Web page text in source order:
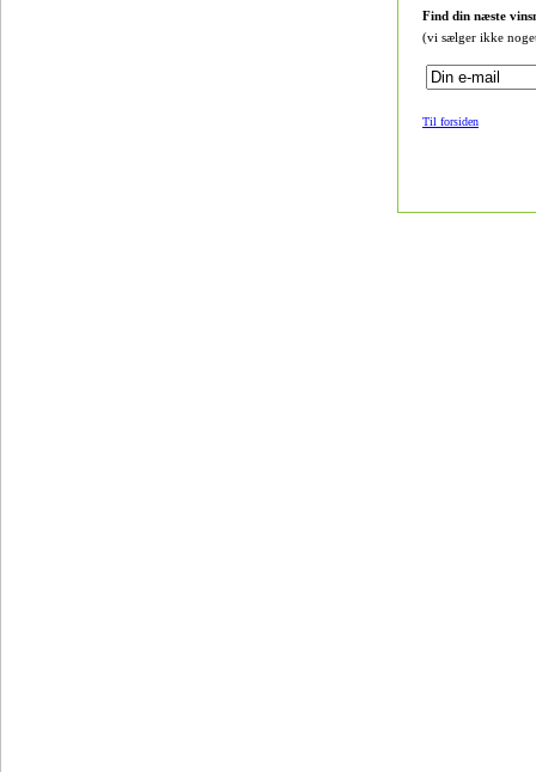
Find din næste
(vi sælger ikke
Til forsiden